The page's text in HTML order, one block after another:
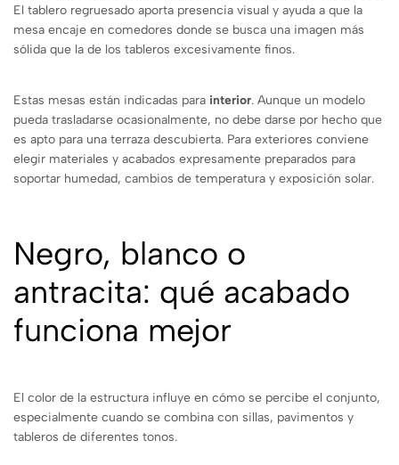
El tablero regruesado aporta presencia visual y ayuda a que la
mesa encaje en comedores donde se busca una imagen más
sólida que la de los tableros excesivamente finos.
Estas mesas están indicadas para interior. Aunque un modelo
pueda trasladarse ocasionalmente, no debe darse por hecho que
es apto para una terraza descubierta. Para exteriores conviene
elegir materiales y acabados expresamente preparados para
soportar humedad, cambios de temperatura y exposición solar.
Negro, blanco o
antracita: qué acabado
funciona mejor
El color de la estructura influye en cómo se percibe el conjunto,
especialmente cuando se combina con sillas, pavimentos y
tableros de diferentes tonos.